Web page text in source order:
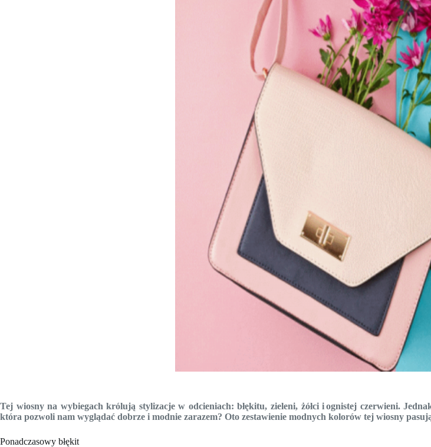
Tej wiosny na wybiegach królują stylizacje w odcieniach: błękitu, zieleni, żółci i ognistej czerwieni.
która pozwoli nam wyglądać dobrze i modnie zarazem? Oto zestawienie modnych kolorów tej wiosny
Ponadczasowy błękit